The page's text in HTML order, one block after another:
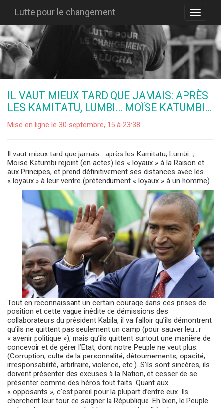
Lutte pour le changement
IL VAUT MIEUX TARD QUE JAMAIS: APRÈS
LES KAMITATU, LUMBI… MOÏSE KATUMBI…
Mise en ligne le 30 septembre, 15 à 23:38
Il vaut mieux tard que jamais : après les Kamitatu, Lumbi…,
Moïse Katumbi rejoint (en actes) les « loyaux » à la Raison et
aux Principes, et prend définitivement ses distances avec les
« loyaux » à leur ventre (prétendument « loyaux » à un homme).
Tout en reconnaissant un certain courage dans ces prises de
position et cette vague inédite de démissions des
collaborateurs du président Kabila, il va falloir qu’ils démontrent
qu’ils ne quittent pas seulement un camp (pour sauver leu…r
« avenir politique »), mais qu’ils quittent surtout une manière de
concevoir et de gérer l’Etat, dont notre Peuple ne veut plus.
(Corruption, culte de la personnalité, détournements, opacité,
irresponsabilité, arbitraire, violence, etc.). S’ils sont sincères, ils
doivent présenter des excuses à la Nation, et cesser de se
présenter comme des héros tout faits. Quant aux
« opposants », c’est pareil pour la plupart d’entre eux. Ils
cherchent leur tour de saigner la République. Eh bien, le Peuple